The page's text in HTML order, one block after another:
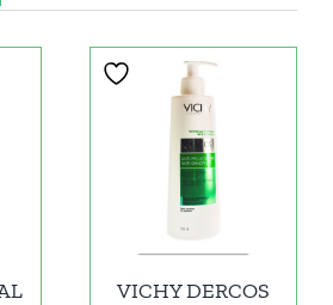
VICHY DERCOS